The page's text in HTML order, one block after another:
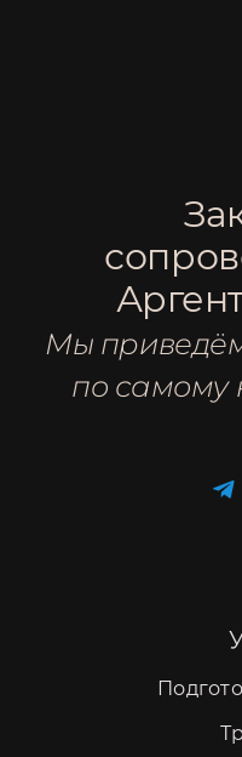
Мы приведём
по самому